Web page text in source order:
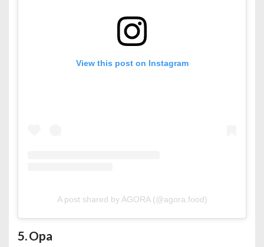
View this post on Instagram
A post shared by AGORA (@agora.food)
5.Opa